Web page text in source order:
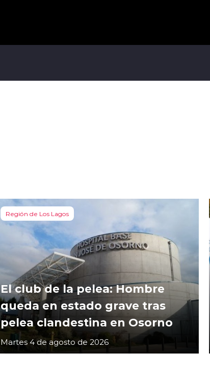
Región de Los Lagos
El club de la pelea: Hombre
queda en estado grave tras
pelea clandestina en Osorno
Martes 4 de agosto de 2026